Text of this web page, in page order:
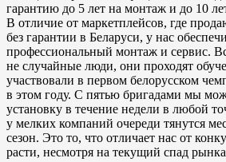
гарантию до 5 лет на монтаж и до 10
В отличие от маркетплейсов, где
без гарантии в Беларуси, у нас
профессиональный монтаж и сервис.
не случайные люди, они проходят
участвовали в первом белорусском
в этом году. С пятью бригадами мы
установку в течение недели в любой
у мелких компаний очереди тянутся
сезон. Это то, что отличает нас от
расти, несмотря на текущий спад